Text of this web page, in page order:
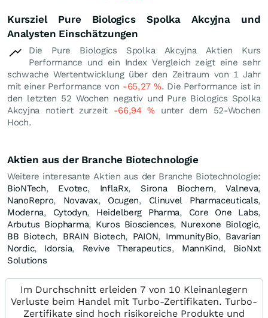
Kursziel Pure Biologics Spolka Akcyjna und
Analysten Einschätzungen
Die Pure Biologics Spolka Akcyjna Aktien Kurs
Performance und ein Index Vergleich zeigt eine sehr
schwache Wertentwicklung über den Zeitraum von 1 Jahr
mit einer Performance von -65,27 %. Die Performance ist in
den letzten 52 Wochen negativ und Pure Biologics Spolka
Akcyjna notiert zurzeit -66,94% unter dem 52-Wochen
Hoch.
Aktien aus der Branche Biotechnologie
Weitere interesante Aktien aus der Branche Biotechnologie:
BioNTech, Evotec, InflaRx, Sirona Biochem,Valneva,
NanoRepro, Novavax, Ocugen, Clinuvel Pharmaceuticals,
Moderna, Cytodyn, Heidelberg Pharma, Core One Labs,
Arbutus Biopharma, Kuros Biosciences, Nurexone Biologic,
BB Biotech, BRAIN Biotech, PAION, ImmunityBio, Bavarian
Nordic, Idorsia, Revive Therapeutics, MannKind, BioNxt
Solutions
Im Durchschnitt erleiden 7 von 10 Kleinanlegern
Verluste beim Handel mit Turbo-Zertifikaten. Turbo-
Zertifikate sind hoch risikoreiche Produkte und